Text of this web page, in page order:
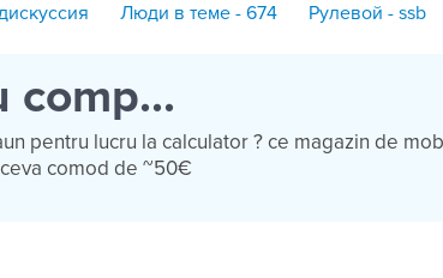
Люди в теме - 674 Рулевой - ssb
comp...
pentru lucru la calculator ? ce magazin de
comod de ~50€